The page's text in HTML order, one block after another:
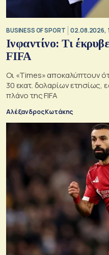
BUSINESS OF SPORT 02.08.2026,
Ινφαντίνο: Τι
FIFA
Οι «Times» αποκαλύπτουν
30 εκατ. δολαρίων
πλάνο της FIFA
Αλέξανδρος Κωτάκης